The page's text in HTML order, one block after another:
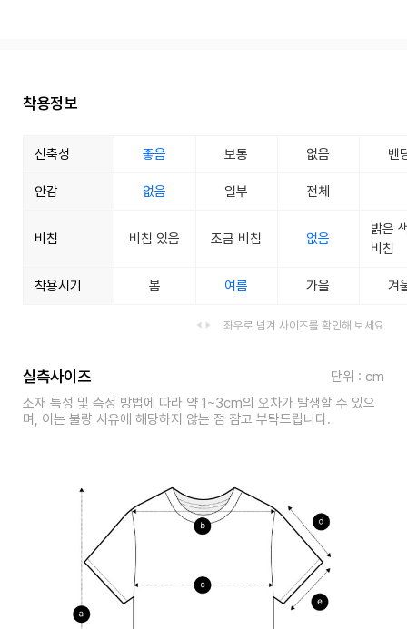
착용정보
신축성 좋음 보통 없음 밴
안감 없음 일부 전체
비침 비침 있음 조금 비침 없음
밝은
비침
착용시기 봄 여름 가을 겨
좌우로 넘겨 사이즈를 확인해 보세요
실측사이즈
단위 : cm
소재 특성 및 측정 방법에 따라 약 1~3cm의 오차가 발생할 수 있으
며, 이는 불량 사유에 해당하지 않는 점 참고 부탁드립니다.